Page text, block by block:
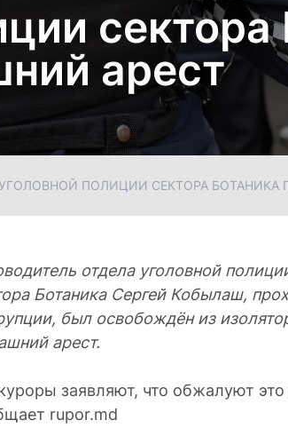
cектора
арест
ПОЛИЦИИ CЕКТОРА
отдела уголовной
Ботаника Сергей Кобылаш,
был освобождён из
арест.
заявляют, что обжалуют
rupor.md